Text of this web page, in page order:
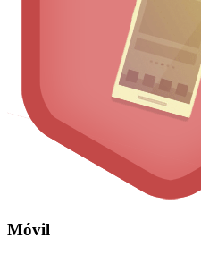
Móvil